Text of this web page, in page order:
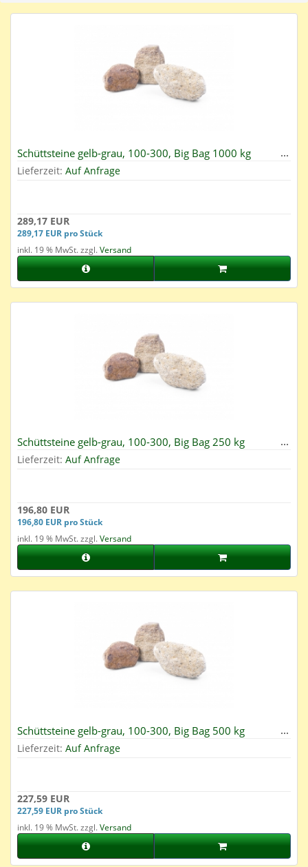
Schüttsteine gelb-grau, 100-300, Big Bag 1000 kg
Lieferzeit: Auf Anfrage
289,17 EUR
289,17 EUR pro Stück
inkl. 19 % MwSt. zzgl.Versand
Schüttsteine gelb-grau, 100-300, Big Bag 250 kg
Lieferzeit: Auf Anfrage
196,80 EUR
196,80 EUR pro Stück
inkl. 19 % MwSt. zzgl.Versand
Schüttsteine gelb-grau, 100-300, Big Bag 500 kg
Lieferzeit: Auf Anfrage
227,59 EUR
227,59 EUR pro Stück
inkl. 19 % MwSt. zzgl.Versand